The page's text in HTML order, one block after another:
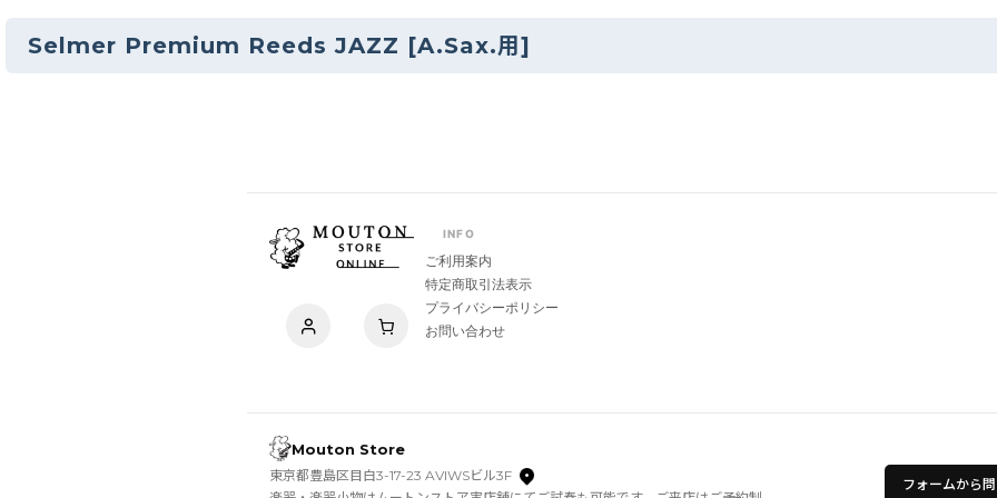
Selmer Premium Reeds JAZZ [A.Sax.用]
INFO
ご利用案内
特定商取引法表示
プライバシーポリシー
お問い合わせ
Mouton Store
東京都豊島区目白3-17-23 AVIWSビル3F
フォームから